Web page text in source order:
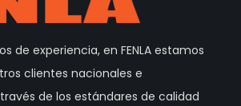
de experiencia, en FENLA estamos
clientes nacionales e
de los estándares de calidad